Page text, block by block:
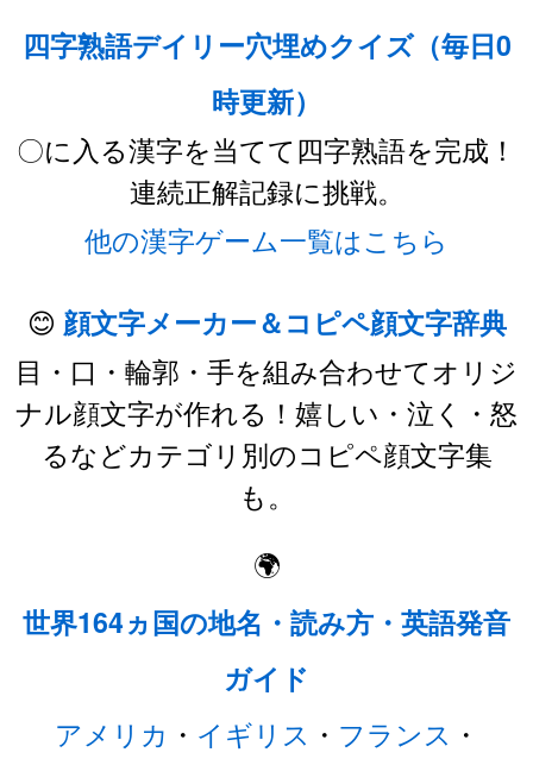
四字熟語デイリー穴埋めクイズ（毎日0
時更新）
〇に入る漢字を当てて四字熟語を完成！
連続正解記録に挑戦。
他の漢字ゲーム一覧はこちら
😊 顔文字メーカー＆コピペ顔文字辞典
目・口・輪郭・手を組み合わせてオリジ
ナル顔文字が作れる！嬉しい・泣く・怒
るなどカテゴリ別のコピペ顔文字集
も。
🌍
世界164ヵ国の地名・読み方・英語発音
ガイド
アメリカ ・ イギリス ・ フランス ・